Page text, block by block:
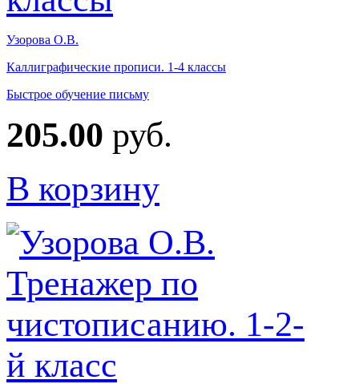
Узорова О.В.
Каллиграфические прописи. 1-4 классы
Быстрое обучение письму
205.00 руб.
В корзину